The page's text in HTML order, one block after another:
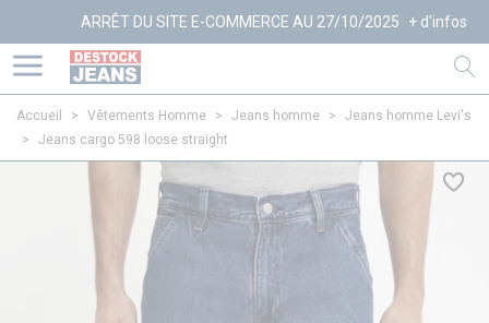
ARRÊT DU SITE E-COMMERCE AU 27/10/2025 + d'infos
Accueil > Vêtements Homme > Jeans homme >
Jeans homme Levi's
>
Jeans cargo 598 loose straight